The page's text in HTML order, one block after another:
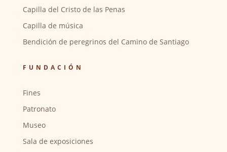
Capilla del Cristo de las Penas
Capilla de música
Bendición de peregrinos del Camino de Santiago
FUNDACIÓN
Fines
Patronato
Museo
Sala de exposiciones